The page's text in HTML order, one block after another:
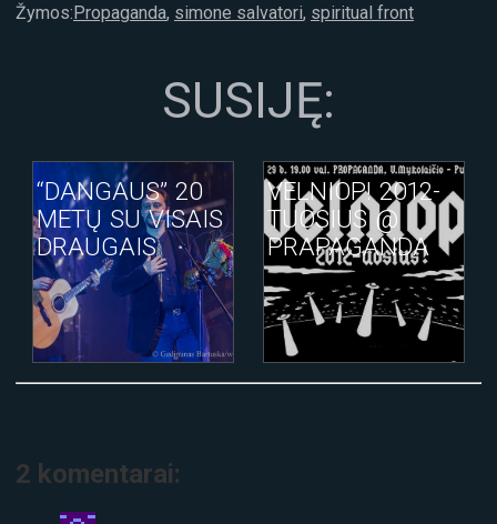
Žymos:Propaganda, simone salvatori, spiritual front
SUSIJĘ:
“DANGAUS” 20
METŲ SU VISAIS
DRAUGAIS
VELNIOP! 2012-
TUOSIUS @
PRAPAGANDA
2 komentarai: